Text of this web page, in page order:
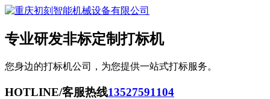
专业研发非标定制打标机
您身边的打标机公司，为您提供一站式打标服务。
HOTLINE/客服热线13527591104